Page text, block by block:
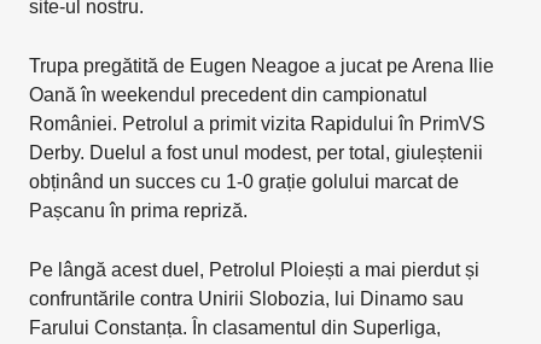
site-ul nostru.
Trupa pregătită de Eugen Neagoe a jucat pe Arena Ilie
Oană în weekendul precedent din campionatul
României. Petrolul a primit vizita Rapidului în PrimVS
Derby. Duelul a fost unul modest, per total, giuleștenii
obținând un succes cu 1-0 grație golului marcat de
Pașcanu în prima repriză.
Pe lângă acest duel, Petrolul Ploiești a mai pierdut și
confruntările contra Unirii Slobozia, lui Dinamo sau
Farului Constanța. În clasamentul din Superliga,